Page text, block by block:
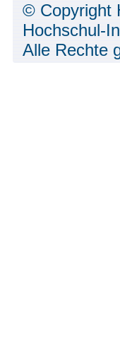
© Copyright
Hochschul-
Alle Rechte